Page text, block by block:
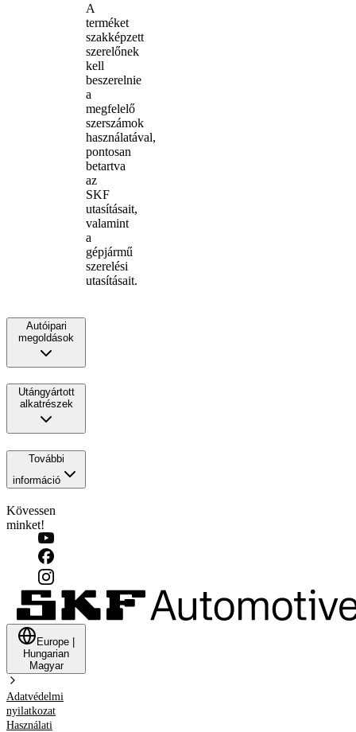
A
terméket
szakképzett
szerelőnek
kell
beszerelnie
a
megfelelő
szerszámok
használatával,
pontosan
betartva
az
SKF
utasításait,
valamint
a
gépjármű
szerelési
utasításait.
Autóipari
megoldások
Utángyártott
alkatrészek
További
információ
Kövessen
minket!
Europe
Hungarian
Magyar
Adatvédelmi
nyilatkozat
Használati